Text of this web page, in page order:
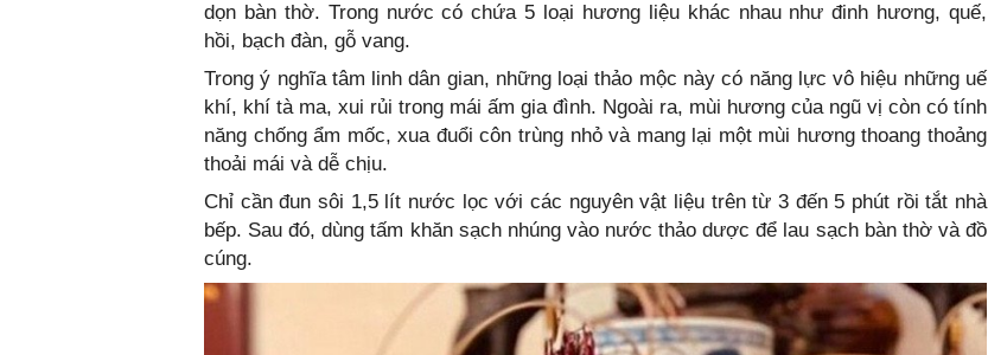
dọn bàn thờ. Trong nước có chứa 5 loại hương liệu khác nhau như đinh hương, quế,
hồi, bạch đàn, gỗ vang.
Trong ý nghĩa tâm linh dân gian, những loại thảo mộc này có năng lực vô hiệu những uế
khí, khí tà ma, xui rủi trong mái ấm gia đình. Ngoài ra, mùi hương của ngũ vị còn có tính
năng chống ẩm mốc, xua đuổi côn trùng nhỏ và mang lại một mùi hương thoang thoảng
thoải mái và dễ chịu.
Chỉ cần đun sôi 1,5 lít nước lọc với các nguyên vật liệu trên từ 3 đến 5 phút rồi tắt nhà
bếp. Sau đó, dùng tấm khăn sạch nhúng vào nước thảo dược để lau sạch bàn thờ và đồ
cúng.